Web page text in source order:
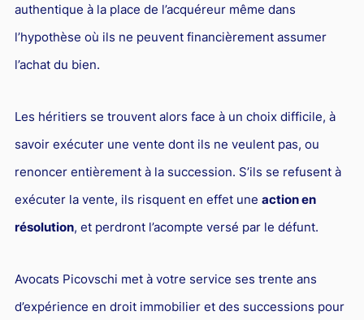
authentique à la place de l’acquéreur même dans
l’hypothèse où ils ne peuvent financièrement assumer
l’achat du bien.
Les héritiers se trouvent alors face à un choix difficile, à
savoir exécuter une vente dont ils ne veulent pas, ou
renoncer entièrement à la succession. S’ils se refusent à
exécuter la vente, ils risquent en effet une action en
résolution, et perdront l’acompte versé par le défunt.
Avocats Picovschi met à votre service ses trente ans
d’expérience en droit immobilier et des successions pour